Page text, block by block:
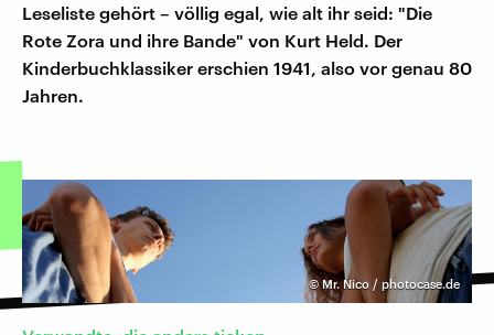
Leseliste gehört – völlig egal, wie alt ihr seid: "Die
Rote Zora und ihre Bande" von Kurt Held. Der
Kinderbuchklassiker erschien 1941, also vor genau 80
Jahren.
©Mr. Nico / photocase.de